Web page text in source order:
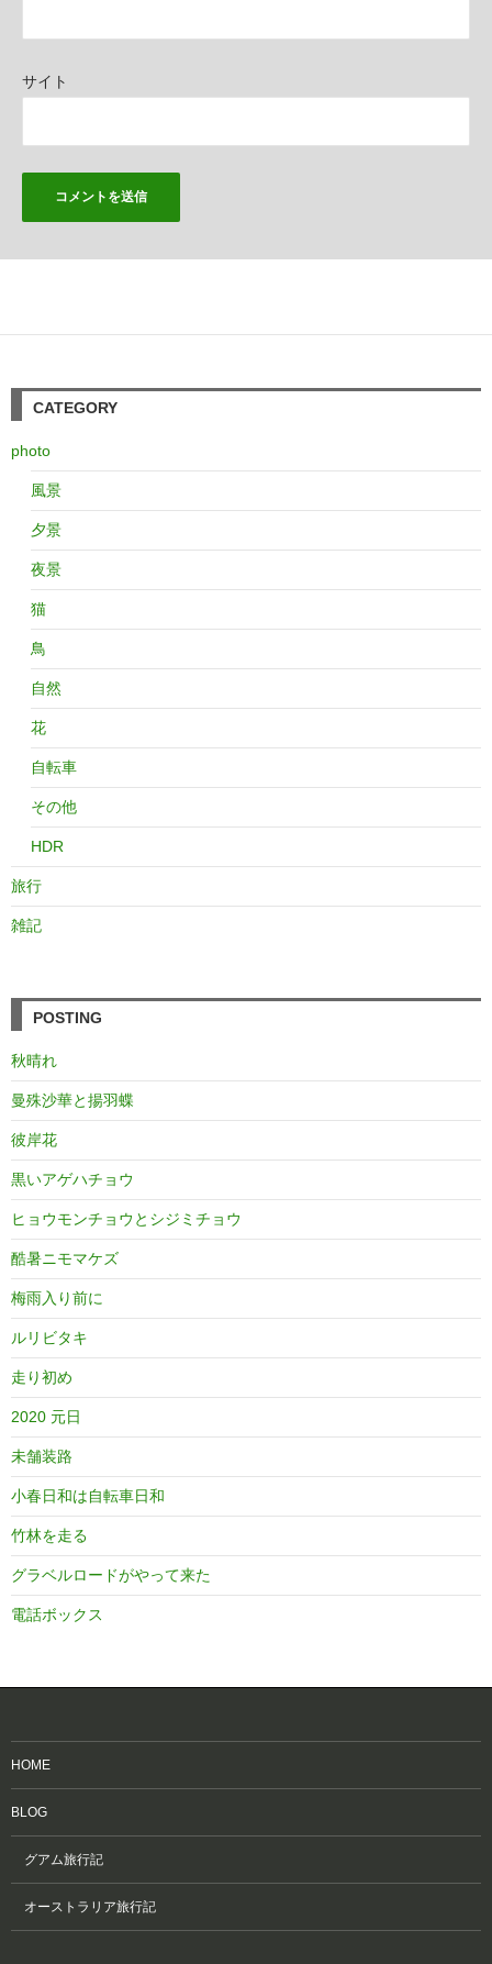
サイト
CATEGORY
photo
風景
夕景
夜景
猫
鳥
自然
花
自転車
その他
HDR
旅行
雑記
POSTING
秋晴れ
曼殊沙華と揚羽蝶
彼岸花
黒いアゲハチョウ
ヒョウモンチョウとシジミチョウ
酷暑ニモマケズ
梅雨入り前に
ルリビタキ
走り初め
2020 元日
未舗装路
小春日和は自転車日和
竹林を走る
グラベルロードがやって来た
電話ボックス
HOME
BLOG
グアム旅行記
オーストラリア旅行記